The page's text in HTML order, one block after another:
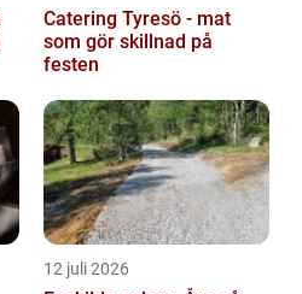
Catering Tyresö - mat
som gör skillnad på
festen
12 juli 2026